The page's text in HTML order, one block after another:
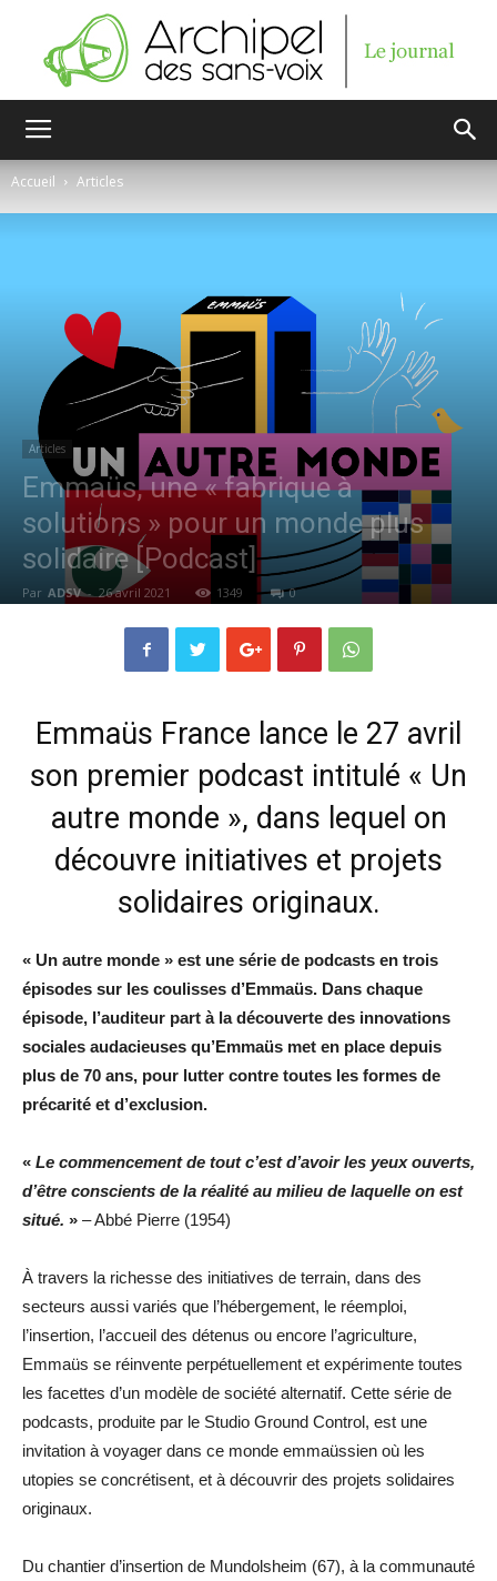
sans-
voix
Accueil Articles
Articles
Emmaüs, une « fabrique à
solutions » pour un monde plus
solidaire [Podcast]
Par ADSV - 26 avril 2021 1349 0
Emmaüs France lance le 27 avril
son premier podcast intitulé « Un
autre monde », dans lequel on
découvre initiatives et projets
solidaires originaux.
« Un autre monde » est une série de podcasts en trois
épisodes sur les coulisses d’Emmaüs. Dans chaque
épisode, l’auditeur part à la découverte des innovations
sociales audacieuses qu’Emmaüs met en place depuis
plus de 70 ans, pour lutter contre toutes les formes de
précarité et d’exclusion.
« Le commencement de tout c’est d’avoir les yeux ouverts,
d’être conscients de la réalité au milieu de laquelle on est
situé. » – Abbé Pierre (1954)
À travers la richesse des initiatives de terrain, dans des
secteurs aussi variés que l’hébergement, le réemploi,
l’insertion, l’accueil des détenus ou encore l’agriculture,
Emmaüs se réinvente perpétuellement et expérimente toutes
les facettes d’un modèle de société alternatif. Cette série de
podcasts, produite par le Studio Ground Control, est une
invitation à voyager dans ce monde emmaüssien où les
utopies se concrétisent, et à découvrir des projets solidaires
originaux.
Du chantier d’insertion de Mundolsheim (67), à la communauté